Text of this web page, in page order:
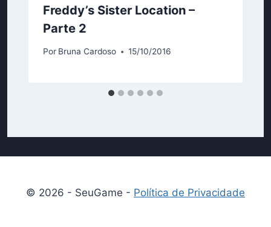
Freddy’s Sister Location –
Parte 2
Por Bruna Cardoso 15/10/2016
© 2026 - SeuGame - Política de Privacidade